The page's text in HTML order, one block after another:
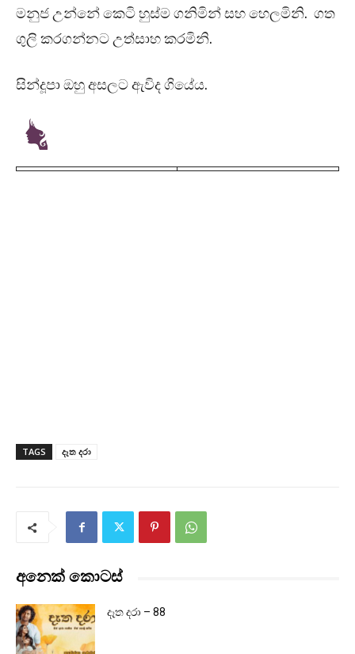
මනුජ උන්නේ කෙටි හුස්ම ගනිමින් සහ හෙලමිනි. ගත
ගුලි කරගන්නට උත්සාහ කරමිනි.
සින්දූපා ඔහු අසලට ඇවිද ගියේය.
TAGS දෑත දරා
අනෙක් කොටස්
දෑත දරා – 88